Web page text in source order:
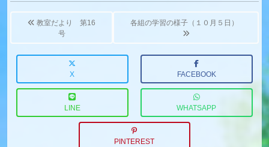
Post
navigation
教室だより 第16
号
各組の学習の様子（１０月５日）
X FACEBOOK
LINE WHATSAPP
PINTEREST